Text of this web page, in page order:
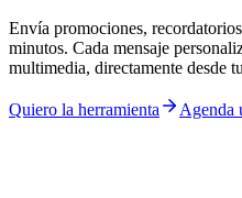
Envía promociones,
minutos. Cada mensaje
multimedia, directamente desde
Quiero la herramienta Agenda